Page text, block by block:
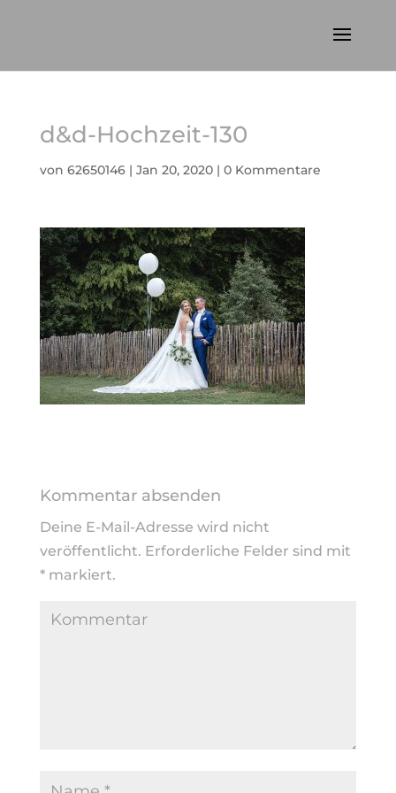
d&d-Hochzeit-130
von 62650146| Jan 20, 2020| 0 Kommentare
Kommentar absenden
Deine E-Mail-Adresse wird nicht
veröffentlicht. Erforderliche Felder sind mit
*markiert.